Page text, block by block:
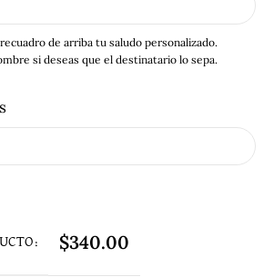
de arriba tu saludo personalizado.
si deseas que el destinatario lo sepa.
$340.00